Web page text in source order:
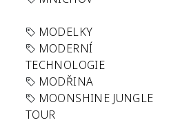
MODELKY
MODERNÍ
TECHNOLOGIE
MODŘINA
MOONSHINE JUNGLE
TOUR